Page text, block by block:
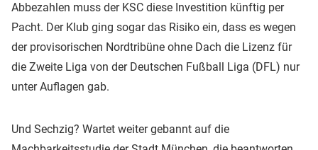
Abbezahlen muss der KSC diese Investition künftig per
Pacht. Der Klub ging sogar das Risiko ein, dass es wegen
der provisorischen Nordtribüne ohne Dach die Lizenz für
die Zweite Liga von der Deutschen Fußball Liga (DFL) nur
unter Auflagen gab.
Und Sechzig? Wartet weiter gebannt auf die